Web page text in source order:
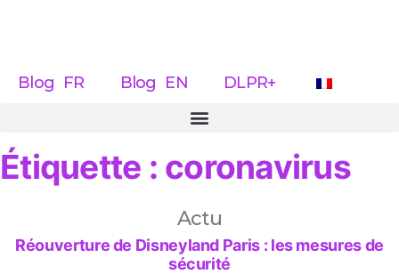
Blog FR Blog EN DLPR+
Étiquette : coronavirus
Actu
Réouverture de Disneyland Paris : les mesures de
sécurité